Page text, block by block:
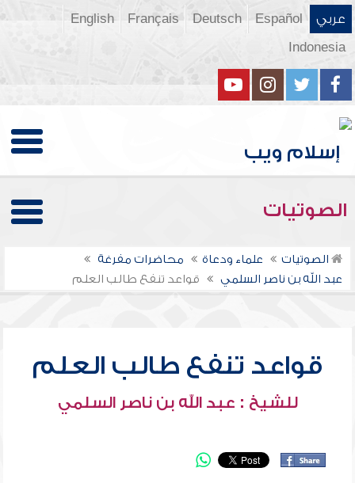
عربي Español
Deutsch
Français
English
Indonesia
الصوتيات
الصوتيات علماء ودعاة
محاضرات مفرغة
عبد الله بن ناصر السلمي
قواعد تنفع طالب العلم
قواعد تنفع طالب العلم
للشيخ : عبد الله بن ناصر السلمي